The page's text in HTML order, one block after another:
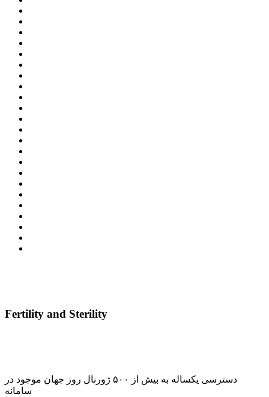
Fertility and Sterility
دسترسی یکساله به بیش از ۵۰۰ ژورنال روز جهان موجود در
سامانه